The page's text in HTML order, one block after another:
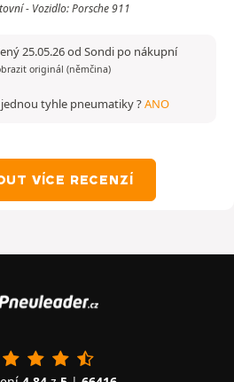
- Vozidlo: Porsche 911
25.05.26 od Sondi po nákupní
originál (němčina)
tyhle pneumatiky ?ANO
VÍCE RECENZÍ